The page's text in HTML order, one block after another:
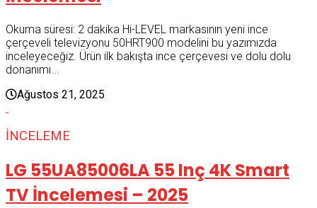
Okuma süresi: 2 dakika Hi-LEVEL markasının yeni ince
çerçeveli televizyonu 50HRT900 modelini bu yazımızda
inceleyeceğiz. Ürün ilk bakışta ince çerçevesi ve dolu dolu
donanımı...
Ağustos 21, 2025
İNCELEME
LG 55UA85006LA 55 Inç 4K Smart
TV İncelemesi – 2025